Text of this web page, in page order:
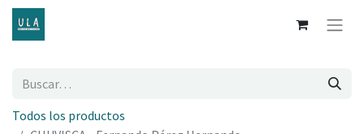
Todos los productos